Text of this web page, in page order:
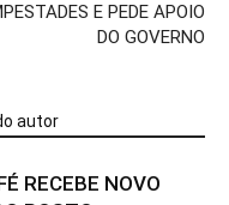
E PEDE APOIO
DO GOVERNO
autor
RECEBE NOVO